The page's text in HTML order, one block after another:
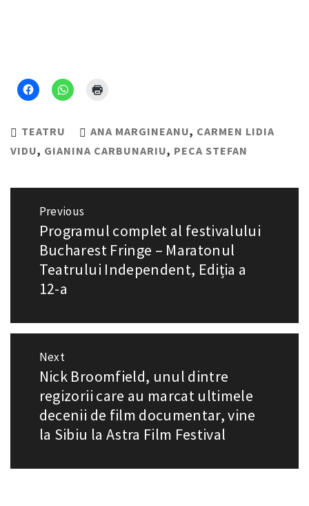
TEATRU ANA MARGINEANU, CARMEN LIDIA
VIDU, GIANINA CARBUNARIU, PECA STEFAN
Navigare
articole
Previous
Previous
post:
Programul complet al festivalului
Bucharest Fringe – Maratonul
Teatrului Independent, Ediția a
12-a
Next
Next
post:
Nick Broomfield, unul dintre
regizorii care au marcat ultimele
decenii de film documentar, vine
la Sibiu la Astra Film Festival